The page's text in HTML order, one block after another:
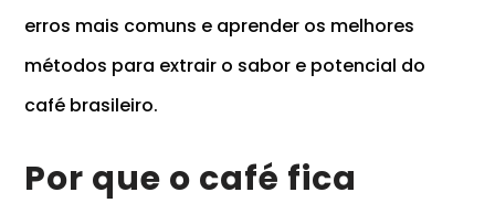
erros mais comuns e aprender os melhores
métodos para extrair o sabor e potencial do
café brasileiro.
Por que o café fica